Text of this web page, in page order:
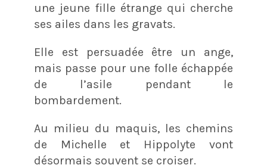
une jeune fille étrange qui cherche
ses ailes dans les gravats.
Elle est persuadée être un ange,
mais passe pour une folle échappée
de l’asile pendant le
bombardement.
Au milieu du maquis, les chemins
de Michelle et Hippolyte vont
désormais souvent se croiser.